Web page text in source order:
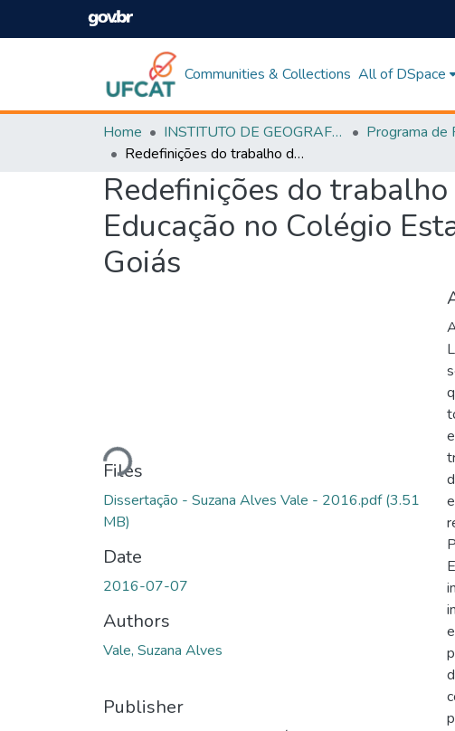
Communities & Collections All of DSpace
Home INSTITUTO DE GEOGRAFIA
Redefinições do trabalho docente: a territorialização do Pacto pela Educação no Colégio Estadual João Netto de Campos em Catalão - Goiás
Redefinições do
Educação no Colégio
Goiás
Loading...
Files
Dissertação - Suzana Alves Vale - 2016.pdf(3.51
MB)
Date
2016-07-07
Authors
Vale, Suzana Alves
Publisher